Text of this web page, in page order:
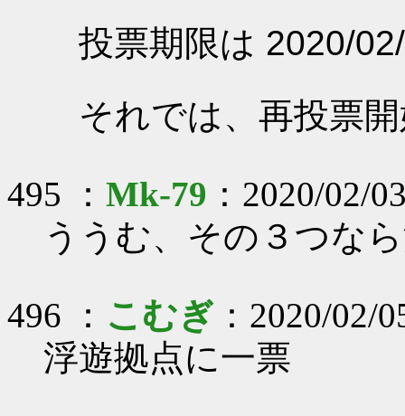
投票期限は 2020/
それでは、再投票開
495 ： Mk-79 ：2020/02/
ううむ、その３つな
496 ： こむぎ ：2020/02/
浮遊拠点に一票